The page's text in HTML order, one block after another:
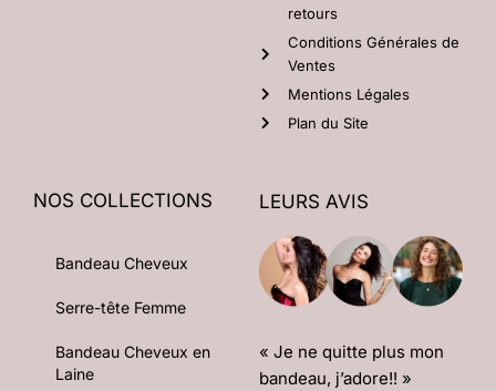
retours
Conditions Générales de
Ventes
Mentions Légales
Plan du Site
NOS COLLECTIONS
Bandeau Cheveux
Serre-tête Femme
Bandeau Cheveux en
Laine
LEURS AVIS
« Je ne quitte plus mon
bandeau, j’adore!! »